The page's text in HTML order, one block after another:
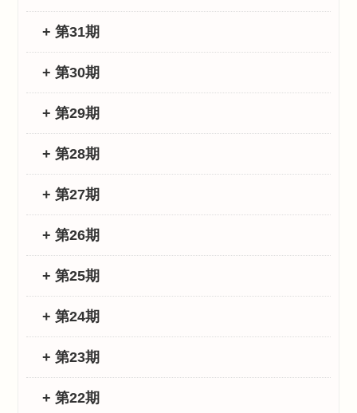
+ 第31期
+ 第30期
+ 第29期
+ 第28期
+ 第27期
+ 第26期
+ 第25期
+ 第24期
+ 第23期
+ 第22期